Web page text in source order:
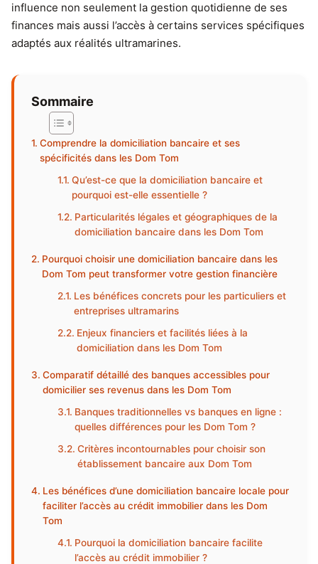
influence non seulement la gestion quotidienne de ses
finances mais aussi l’accès à certains services spécifiques
adaptés aux réalités ultramarines.
Sommaire
Comprendre la domiciliation bancaire et ses
spécificités dans les Dom Tom
Qu’est-ce que la domiciliation bancaire et
pourquoi est-elle essentielle ?
Particularités légales et géographiques de la
domiciliation bancaire dans les Dom Tom
Pourquoi choisir une domiciliation bancaire dans les
Dom Tom peut transformer votre gestion financière
Les bénéfices concrets pour les particuliers et
entreprises ultramarins
Enjeux financiers et facilités liées à la
domiciliation dans les Dom Tom
Comparatif détaillé des banques accessibles pour
domicilier ses revenus dans les Dom Tom
Banques traditionnelles vs banques en ligne :
quelles différences pour les Dom Tom ?
Critères incontournables pour choisir son
établissement bancaire aux Dom Tom
Les bénéfices d’une domiciliation bancaire locale pour
faciliter l’accès au crédit immobilier dans les Dom
Tom
Pourquoi la domiciliation bancaire facilite
l’accès au crédit immobilier ?